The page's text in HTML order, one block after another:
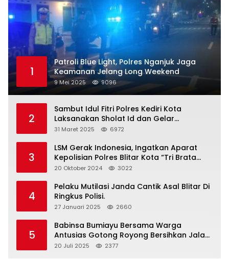
1
Patroli Blue Light, Polres Nganjuk Jaga
Keamanan Jelang Long Weekend
9 Mei 2025 9096
2
Sambut Idul Fitri Polres Kediri Kota
Laksanakan Sholat Id dan Gelar
Halalbihalal
31 Maret 2025 6972
3
LSM Gerak Indonesia, Ingatkan Aparat
Kepolisian Polres Blitar Kota “Tri Brata
Polri” Harus Diamalkan
20 Oktober 2024 3022
4
Pelaku Mutilasi Janda Cantik Asal Blitar Di
Ringkus Polisi.
27 Januari 2025 2660
5
Babinsa Bumiayu Bersama Warga
Antusias Gotong Royong Bersihkan Jalan
Dusun Banaran
20 Juli 2025 2377